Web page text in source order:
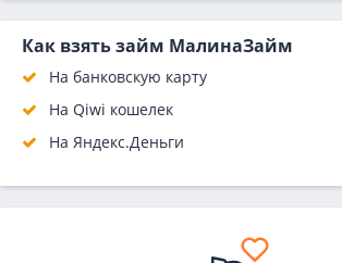
Как взять займ МалинаЗайм
На банковскую карту
На Qiwi кошелек
На Яндекс.Деньги